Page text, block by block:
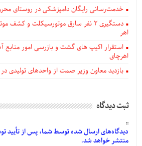
خدمت‌رسانی رایگان دامپزشکی در روستای
دستگيری ۲ نفر سارق موتورسیکلت و
اهر
استقرار اکیپ های گشت و بازرسی امور منابع
اهرچای
بازدید معاون وزیر صمت از واحدهای تولیدی
ثبت دیدگاه
دیدگاه‌هایارسالشدهتوسط شما، پس ازتأیید
منتشر خواهد شد.